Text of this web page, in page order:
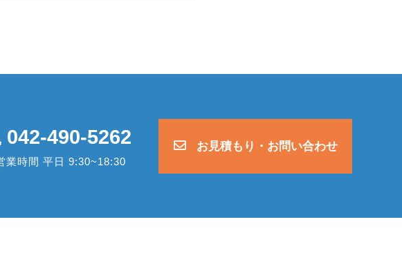
042-490-5262
業時間 平日 9:30~18:30
お見積もり・お問い合わせ